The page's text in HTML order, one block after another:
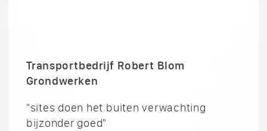
Transportbedrijf Robert Blom
Grondwerken
"sites doen het buiten verwachting
bijzonder goed"